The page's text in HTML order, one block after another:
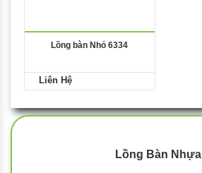
Lồng bàn Nhỏ 6334
Liên Hệ
Lồng Bàn Nhựa